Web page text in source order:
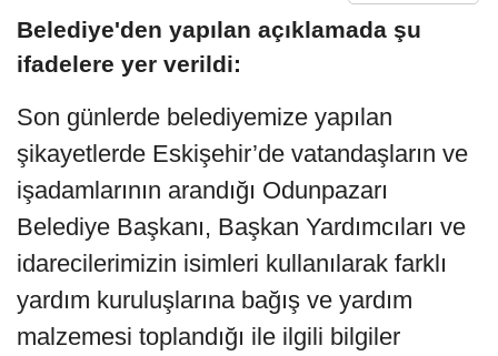
Belediye'den yapılan açıklamada şu
ifadelere yer verildi:
Son günlerde belediyemize yapılan
şikayetlerde Eskişehir’de vatandaşların ve
işadamlarının arandığı Odunpazarı
Belediye Başkanı, Başkan Yardımcıları ve
idarecilerimizin isimleri kullanılarak farklı
yardım kuruluşlarına bağış ve yardım
malzemesi toplandığı ile ilgili bilgiler